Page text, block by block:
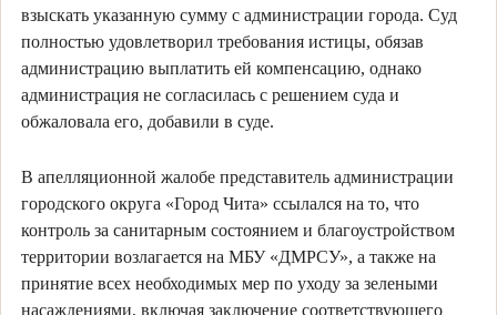
взыскать указанную сумму с администрации города. Суд
полностью удовлетворил требования истицы, обязав
администрацию выплатить ей компенсацию, однако
администрация не согласилась с решением суда и
обжаловала его, добавили в суде.
В апелляционной жалобе представитель администрации
городского округа «Город Чита» ссылался на то, что
контроль за санитарным состоянием и благоустройством
территории возлагается на МБУ «ДМРСУ», а также на
принятие всех необходимых мер по уходу за зелеными
насаждениями, включая заключение соответствующего